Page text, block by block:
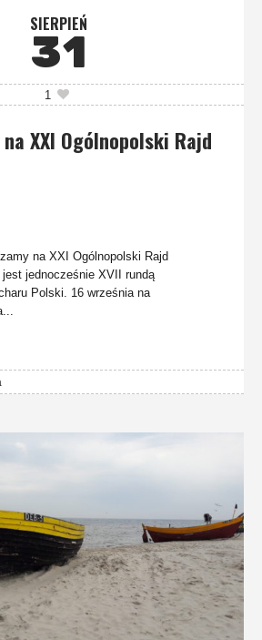
SIERPIEŃ
31
1
XXI Ogólnopolski Rajd
na XXI Ogólnopolski Rajd
jednocześnie XVII rundą
Polski. 16 września na